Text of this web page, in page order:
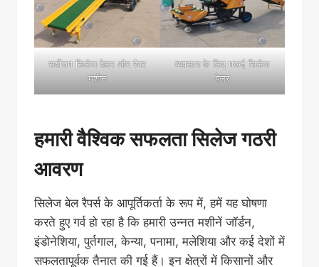
सर्वोत्तम सिलेज बेलर और रैपर
मशीन
व्यवसाय के लिए मकई सिलेज
बेलर
हमारी वैश्विक सफलतासिलेजगठरी
आवरण
सिलेज बेल रैपर्स के आपूर्तिकर्ता के रूप में, हमें यह घोषणा
करते हुए गर्व हो रहा है कि हमारी उन्नत मशीनें जॉर्डन,
इंडोनेशिया, पुर्तगाल, केन्या, पनामा, मलेशिया और कई देशों में
सफलतापूर्वक तैनात की गई हैं। इन क्षेत्रों में किसानों और